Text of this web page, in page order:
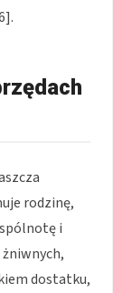
rodzinę,
i
dostatku,